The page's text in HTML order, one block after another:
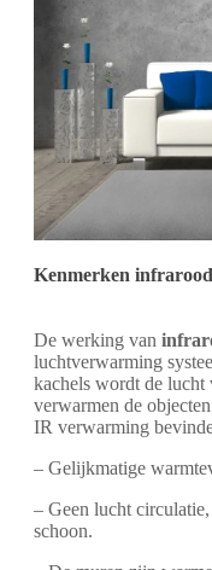
Kenmerken
De werking van
luchtverwarming
kachels wordt de lucht
verwarmen de
IR verwarming
– Gelijkmatige
– Geen lucht
schoon.